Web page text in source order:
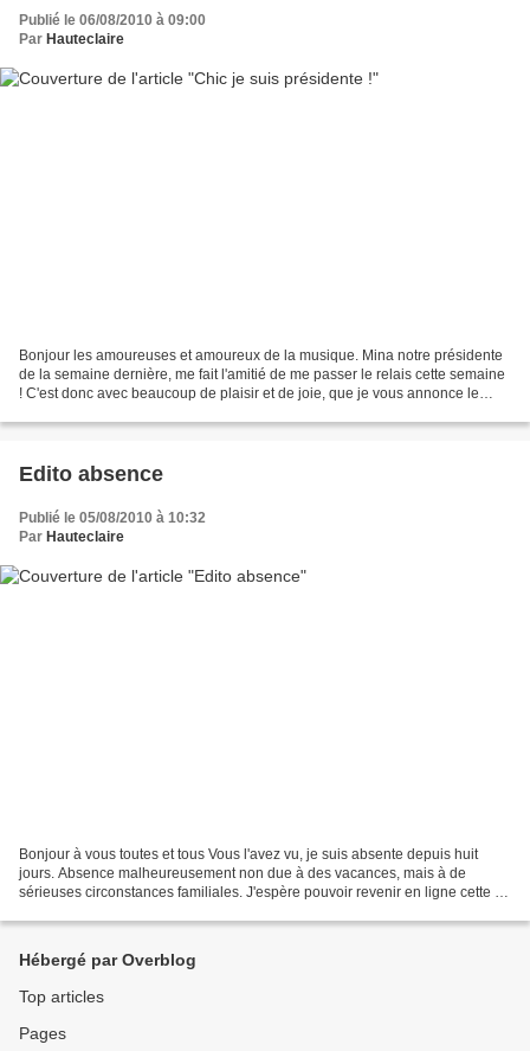
Publié le 06/08/2010 à 09:00
Par Hauteclaire
Bonjour les amoureuses et amoureux de la musique. Mina notre présidente
de la semaine dernière, me fait l'amitié de me passer le relais cette semaine
! C'est donc avec beaucoup de plaisir et de joie, que je vous annonce le
Edito absence
Publié le 05/08/2010 à 10:32
Par Hauteclaire
Bonjour à vous toutes et tous Vous l'avez vu, je suis absente depuis huit
jours. Absence malheureusement non due à des vacances, mais à de
sérieuses circonstances familiales. J'espère pouvoir revenir en ligne cette fin
Hébergé par Overblog
Top articles
Pages